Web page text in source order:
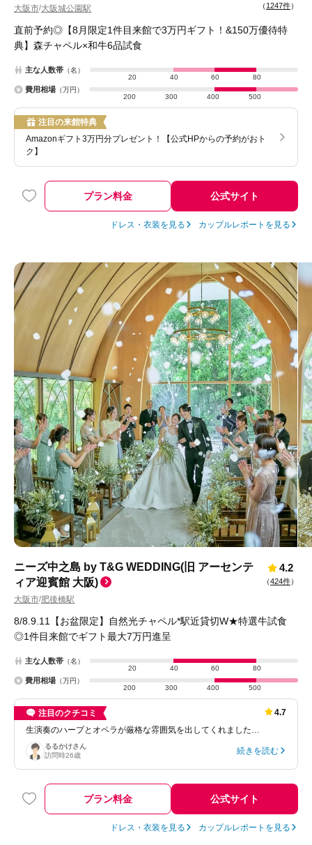
大阪市/大阪城公園駅 （ 1247件）
直前予約◎【8月限定1件目来館で3万円ギフト！&150万優待特
典】森チャペル×和牛6品試食
主な人数帯 （名）
20
40 60 80
費用相場 （万円）
200
300 400 500
注目の来館特典
Amazonギフト3万円分プレゼント！【公式HPからの予約がおト
ク】
プラン料金 公式サイト
ドレス・衣装を見る カップルレポートを見る
ニーズ中之島 by T&G WEDDING(旧 アーセンテ
ィア迎賓館 大阪)
大阪市/肥後橋駅
4.2
（424件）
8/8.9.11【お盆限定】自然光チャペル*駅近貸切W★特選牛試食
◎1件目来館でギフト最大7万円進呈
主な人数帯 （名）
20
40 60 80
費用相場 （万円）
200
300 400 500
注目のクチコミ
4.7
生演奏のハープとオペラが厳格な雰囲気を出してくれました…
るるかけさん
訪問時26歳 続きを読む
プラン料金 公式サイト
ドレス・衣装を見る カップルレポートを見る